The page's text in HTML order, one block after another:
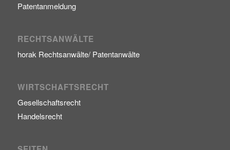
Patentanmeldung
RECHTSANWÄLTE
horak Rechtsanwälte/ Patentanwälte
WIRTSCHAFTSRECHT
Gesellschaftsrecht
Handelsrecht